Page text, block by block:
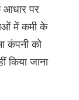
आधार पर
में कमी के
कंपनी को
किया जाना